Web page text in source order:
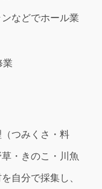
などでホール業
業
つみくさ・料
・きのこ・川魚
自分で採集し、